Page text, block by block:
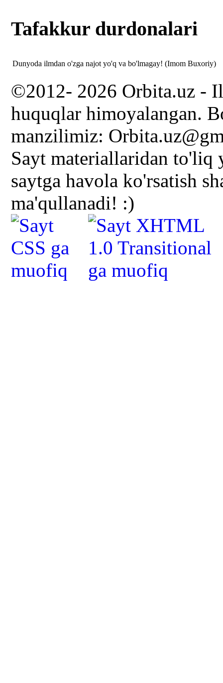
Tafakkur durdonalari
Dunyoda ilmdan o'zga najot yo'q va bo'lmagay! (Imom Buxoriy)
©2012- 2026 Orbita.uz -
huquqlar himoyalangan.
manzilimiz:
Sayt materiallaridan
saytga havola ko'rsatish
ma'qullanadi! :)